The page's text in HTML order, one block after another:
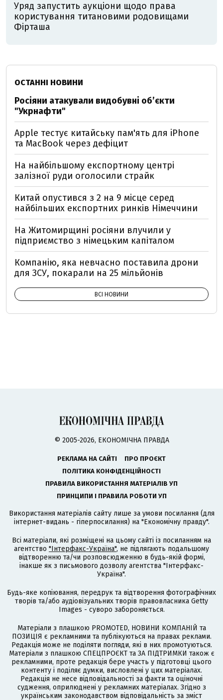
Уряд запустить аукціони щодо права
користування титановими родовищами
Фірташа
ОСТАННІ НОВИНИ
Росіяни атакували видобувні обʼєкти
"Укрнафти"
Apple тестує китайську пам'ять для iPhone
та MacBook через дефіцит
На найбільшому експортному центрі
залізної руди оголосили страйк
Китай опустився з 2 на 9 місце серед
найбільших експортних ринків Німеччини
На Житомирщині росіяни влучили у
підприємство з німецьким капіталом
Компанію, яка невчасно поставила дрони
для ЗСУ, покарали на 25 мільйонів
ВСІ НОВИНИ
© 2005-2026, ЕКОНОМІЧНА ПРАВДА
РЕКЛАМА НА САЙТІ
ПРО ПРОЄКТ
ПОЛІТИКА КОНФІДЕНЦІЙНОСТІ
ПРАВИЛА ВИКОРИСТАННЯ МАТЕРІАЛІВ УП
ПРИНЦИПИ І ПРАВИЛА РОБОТИ УП
Використання матеріалів сайту лише за умови посилання (для
інтернет-видань - гіперпосилання) на "Економічну правду".
Всі матеріали, які розміщені на цьому сайті із посиланням на
агентство "Інтерфакс-Україна", не підлягають подальшому
відтворенню та/чи розповсюдженню в будь-якій формі,
інакше як з письмового дозволу агентства "Інтерфакс-
Україна".
Будь-яке копіювання, передрук та відтворення фотографічних
творів та/або аудіовізуальних творів правовласника Getty
Images - суворо забороняється.
Матеріали з плашкою PROMOTED, НОВИНИ КОМПАНІЙ та
ПОЗИЦІЯ є рекламними та публікуються на правах реклами.
Редакція може не поділяти погляди, які в них промотуються.
Матеріали з плашкою СПЕЦПРОЄКТ та ЗА ПІДТРИМКИ також є
рекламними, проте редакція бере участь у підготовці цього
контенту і поділяє думки, висловлені у цих матеріалах.
Редакція не несе відповідальності за факти та оціночні
судження, оприлюднені у рекламних матеріалах. Згідно з
українським законодавством відповідальність за зміст